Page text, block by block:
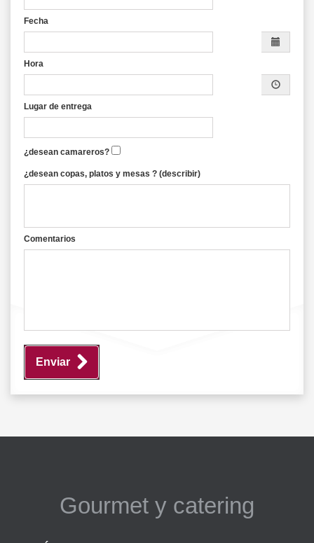
Fecha
Hora
Lugar de entrega
¿desean camareros?
¿desean copas, platos y mesas ? (describir)
Comentarios
Enviar
Gourmet y catering